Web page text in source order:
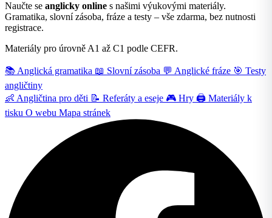
Naučte se anglicky online s našimi výukovými materiály.
Gramatika, slovní zásoba, fráze a testy – vše zdarma, bez nutnosti
registrace.
Materiály pro úrovně A1 až C1 podle CEFR.
📚 Anglická gramatika 📖 Slovní zásoba 💬 Anglické fráze 🎯 Testy
angličtiny
👶 Angličtina pro děti 📝 Referáty a eseje 🎮 Hry 🖨️ Materiály k
tisku O webu Mapa stránek